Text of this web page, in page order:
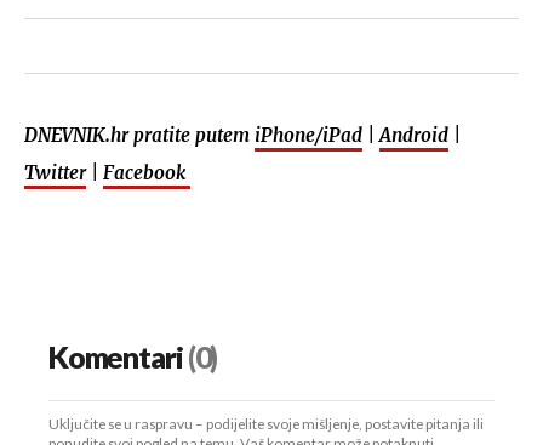
DNEVNIK.hr pratite putem iPhone/iPad Android
Twitter| Facebook
Komentari(0)
Uključite se u raspravu – podijelite svoje mišljenje, postavite pitanja ili